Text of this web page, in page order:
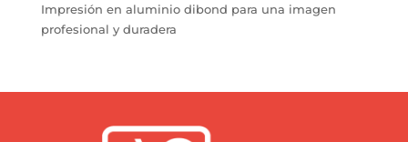
Impresión en aluminio dibond para una imagen
profesional y duradera